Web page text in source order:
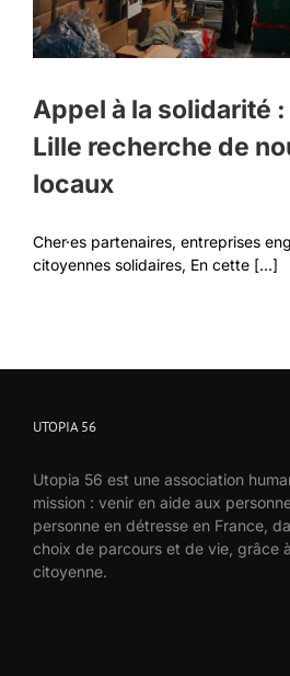
Appel à la solidarité
Lille recherche de
locaux
Cher·es partenaires, entreprises
citoyennes solidaires, En cette [...]
UTOPIA 56
Utopia 56 est une association
mission : venir en aide aux
personne en détresse en France,
choix de parcours et de vie, grâce
citoyenne.